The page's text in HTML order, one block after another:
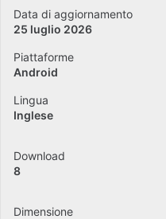
Data di aggiornamento
25 luglio 2026
Piattaforme
Android
Lingua
Inglese
Download
8
Dimensione